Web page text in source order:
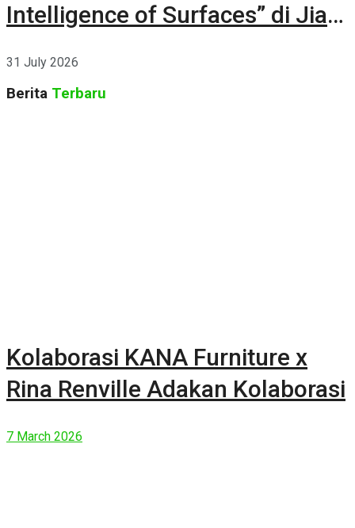
Intelligence of Surfaces” di Jia
31 July 2026
Berita Terbaru
Kolaborasi KANA Furniture x
Rina Renville Adakan Kolaborasi
7 March 2026